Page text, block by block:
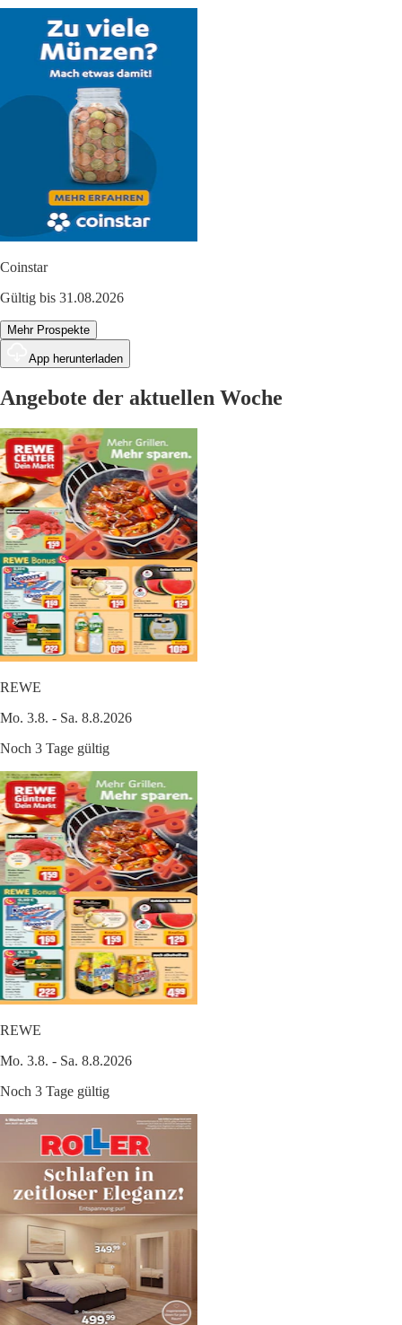
Coinstar
Gültig bis 31.08.2026
Mehr Prospekte
App herunterladen
Angebote der aktuellen Woche
REWE
Mo. 3.8. - Sa. 8.8.2026
Noch 3 Tage gültig
REWE
Mo. 3.8. - Sa. 8.8.2026
Noch 3 Tage gültig